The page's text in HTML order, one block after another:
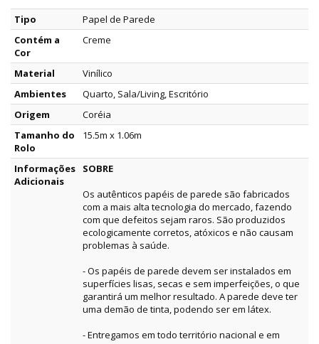
Tipo
Papel de Parede
Contém a
Cor
Creme
Material
Vinílico
Ambientes
Quarto, Sala/Living, Escritório
Origem
Coréia
Tamanho do
Rolo
15.5m x 1.06m
Informações
Adicionais
SOBRE
Os autênticos papéis de parede são fabricados
com a mais alta tecnologia do mercado, fazendo
com que defeitos sejam raros. São produzidos
ecologicamente corretos, atóxicos e não causam
problemas à saúde.
- Os papéis de parede devem ser instalados em
superfícies lisas, secas e sem imperfeições, o que
garantirá um melhor resultado. A parede deve ter
uma demão de tinta, podendo ser em látex.
- Entregamos em todo território nacional e em